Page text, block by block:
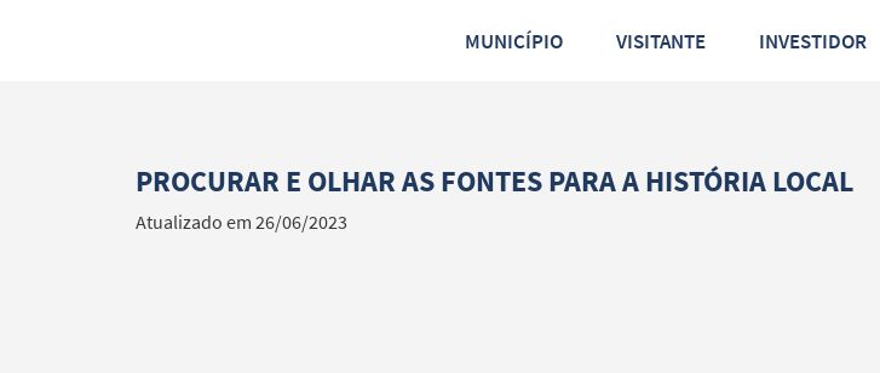
MUNICÍPIO VISITANTE INVESTIDOR
PROCURAR E OLHAR AS FONTES PARA A HISTÓRIA LOCAL
Atualizado em 26/06/2023